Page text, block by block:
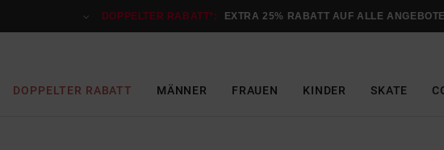
DOPPELTER RABATT*: EXTRA 25% RABATT AUF ALLE ANGEBOTE
DOPPELTER RABATT MÄNNER FRAUEN KINDER SKATE